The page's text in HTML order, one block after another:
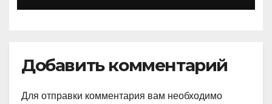
Добавить комментарий
Для отправки комментария вам необходимо